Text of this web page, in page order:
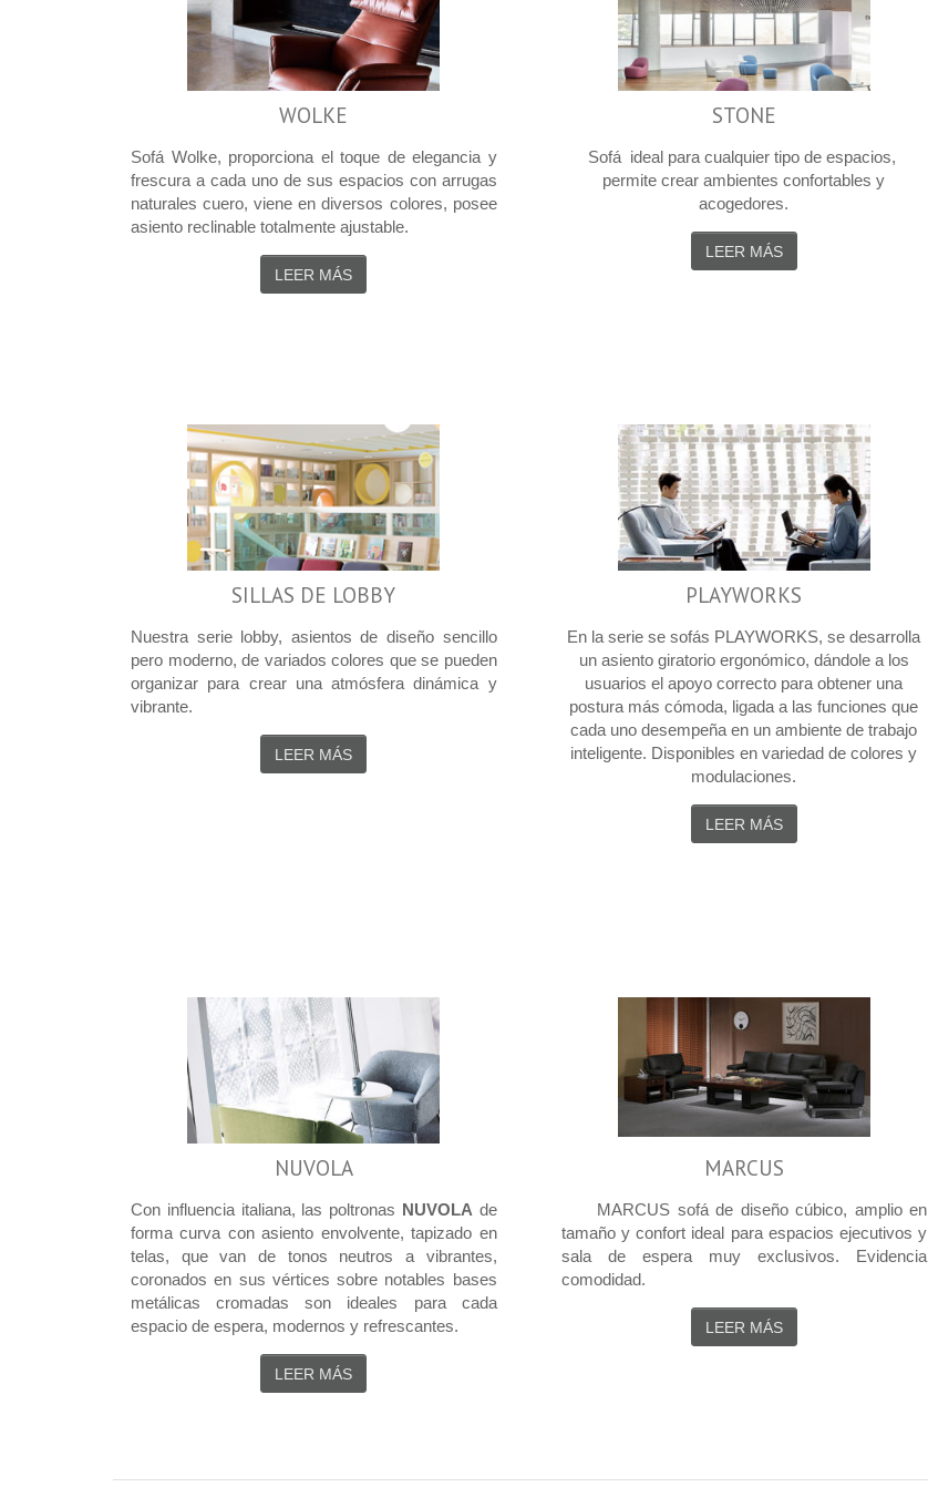
WOLKE
Sofá Wolke, proporciona el toque de elegancia y
frescura a cada uno de sus espacios con arrugas
naturales cuero, viene en diversos colores, posee
asiento reclinable totalmente ajustable.
LEER MÁS
STONE
Sofá ideal para cualquier tipo de espacios,
permite crear ambientes confortables y
acogedores.
LEER MÁS
SILLAS DE LOBBY
Nuestra serie lobby, asientos de diseño sencillo
pero moderno, de variados colores que se pueden
organizar para crear una atmósfera dinámica y
vibrante.
LEER MÁS
PLAYWORKS
En la serie se sofás PLAYWORKS, se desarrolla
un asiento giratorio ergonómico, dándole a los
usuarios el apoyo correcto para obtener una
postura más cómoda, ligada a las funciones que
cada uno desempeña en un ambiente de trabajo
inteligente. Disponibles en variedad de colores y
modulaciones.
LEER MÁS
NUVOLA
Con influencia italiana, las poltronas NUVOLA de
forma curva con asiento envolvente, tapizado en
telas, que van de tonos neutros a vibrantes,
coronados en sus vértices sobre notables bases
metálicas cromadas son ideales para cada
espacio de espera, modernos y refrescantes.
LEER MÁS
MARCUS
MARCUS sofá de diseño cúbico, amplio en
tamaño y confort ideal para espacios ejecutivos y
sala de espera muy exclusivos. Evidencia
comodidad.
LEER MÁS